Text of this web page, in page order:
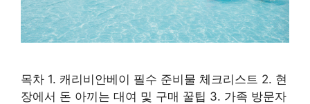
목차 1. 캐리비안베이 필수 준비물 체크리스트 2. 현
장에서 돈 아끼는 대여 및 구매 꿀팁 3. 가족 방문자